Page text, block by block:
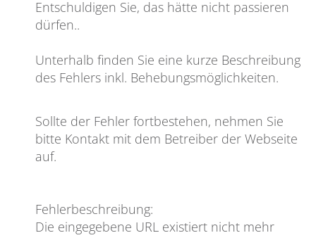
Entschuldigen Sie, das hätte nicht passieren
dürfen..
Unterhalb finden Sie eine kurze Beschreibung
des Fehlers inkl. Behebungsmöglichkeiten.
Sollte der Fehler fortbestehen, nehmen Sie
bitte Kontakt mit dem Betreiber der Webseite
auf.
Fehlerbeschreibung:
Die eingegebene URL existiert nicht mehr